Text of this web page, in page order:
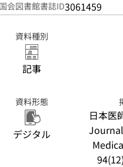
会図書館書誌ID3061459
資料種別
記事
資料形態
デジタル
日本医